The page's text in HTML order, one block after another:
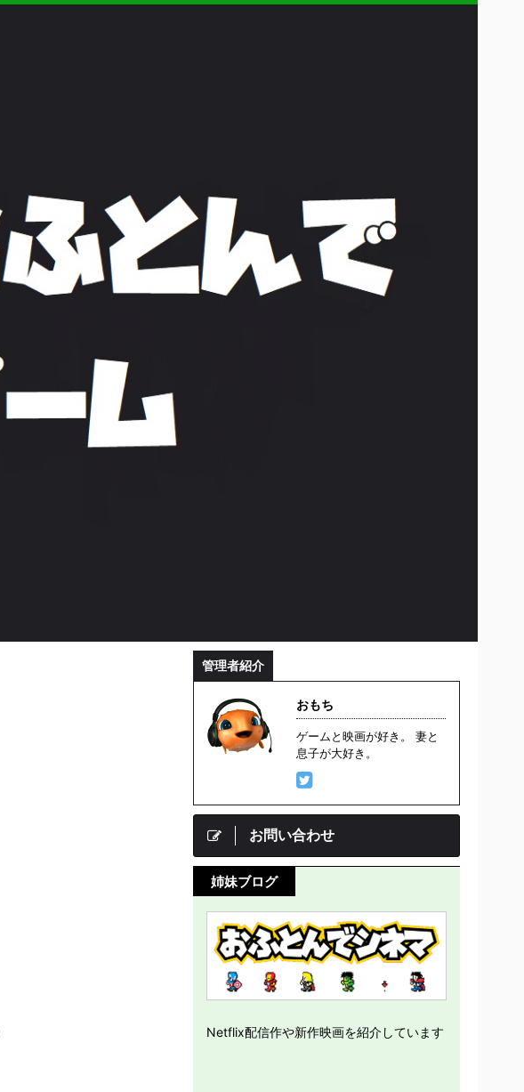
管理者紹介
おもち
ゲームと映画が好き。 妻と
息子が大好き。
お問い合わせ
姉妹ブログ
Netflix配信作や新作映画を紹介しています